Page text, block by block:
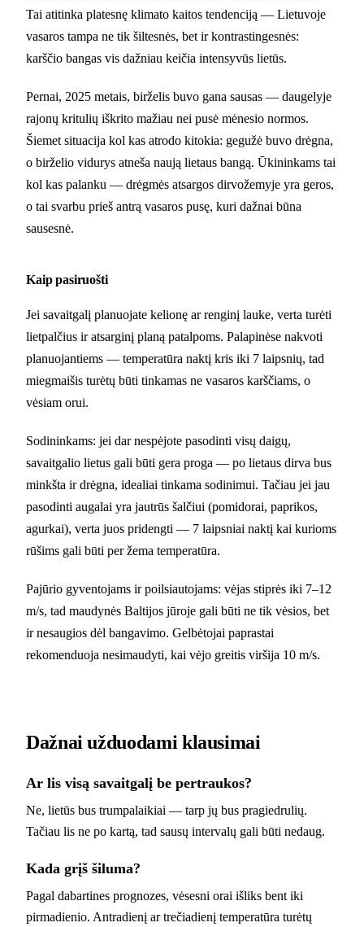
Tai atitinka platesnę klimato kaitos tendenciją — Lietuvoje
vasaros tampa ne tik šiltesnės, bet ir kontrastingesnės:
karščio bangas vis dažniau keičia intensyvūs lietūs.
Pernai, 2025 metais, birželis buvo gana sausas — daugelyje
rajonų kritulių iškrito mažiau nei pusė mėnesio normos.
Šiemet situacija kol kas atrodo kitokia: gegužė buvo drėgna,
o birželio vidurys atneša naują lietaus bangą. Ūkininkams tai
kol kas palanku — drėgmės atsargos dirvožemyje yra geros,
o tai svarbu prieš antrą vasaros pusę, kuri dažnai būna
sausesnė.
Kaip pasiruošti
Jei savaitgalį planuojate kelionę ar renginį lauke, verta turėti
lietpalčius ir atsarginį planą patalpoms. Palapinėse nakvoti
planuojantiems — temperatūra naktį kris iki 7 laipsnių, tad
miegmaišis turėtų būti tinkamas ne vasaros karščiams, o
vėsiam orui.
Sodininkams: jei dar nespėjote pasodinti visų daigų,
savaitgalio lietus gali būti gera proga — po lietaus dirva bus
minkšta ir drėgna, idealiai tinkama sodinimui. Tačiau jei jau
pasodinti augalai yra jautrūs šalčiui (pomidorai, paprikos,
agurkai), verta juos pridengti — 7 laipsniai naktį kai kurioms
rūšims gali būti per žema temperatūra.
Pajūrio gyventojams ir poilsiautojams: vėjas stiprės iki 7–12
m/s, tad maudynės Baltijos jūroje gali būti ne tik vėsios, bet
ir nesaugios dėl bangavimo. Gelbėtojai paprastai
rekomenduoja nesimaudyti, kai vėjo greitis viršija 10 m/s.
Dažnai užduodami klausimai
Ar lis visą savaitgalį be pertraukos?
Ne, lietūs bus trumpalaikiai — tarp jų bus pragiedrulių.
Tačiau lis ne po kartą, tad sausų intervalų gali būti nedaug.
Kada grįš šiluma?
Pagal dabartines prognozes, vėsesni orai išliks bent iki
pirmadienio. Antradienį ar trečiadienį temperatūra turėtų